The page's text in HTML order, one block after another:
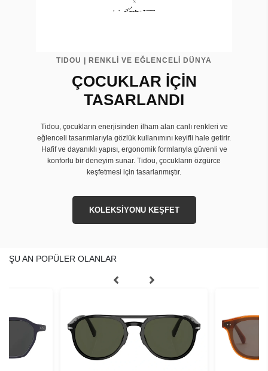
TIDOU | RENKLİ VE EĞLENCELİ DÜNYA
ÇOCUKLAR İÇİN
TASARLANDI
Tidou, çocukların enerjisinden ilham alan canlı renkleri ve
eğlenceli tasarımlarıyla gözlük kullanımını keyifli hale getirir.
Hafif ve dayanıklı yapısı, ergonomik formlarıyla güvenli ve
konforlu bir deneyim sunar. Tidou, çocukların özgürce
keşfetmesi için tasarlanmıştır.
KOLEKSİYONU KEŞFET
ŞU AN POPÜLER OLANLAR